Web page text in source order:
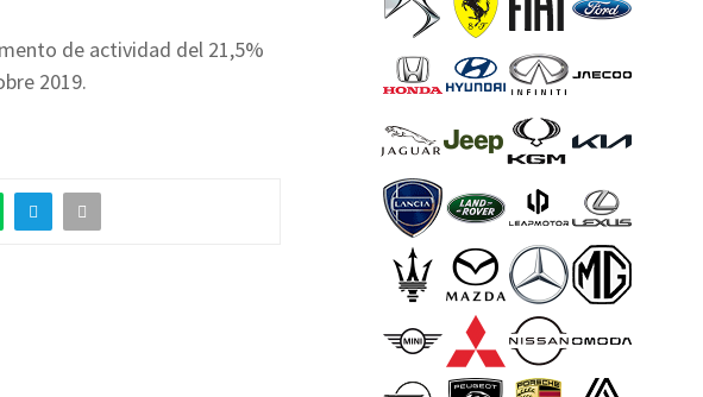
de actividad del 21,5%
2019.